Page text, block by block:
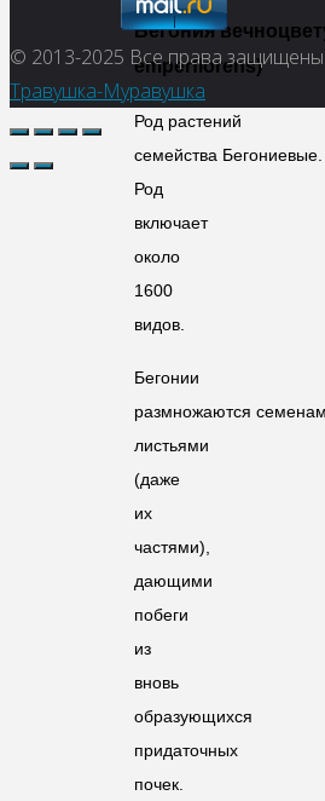
Бегония
emperflorens)
Род растений
семейства Бегониевые.
Род
включает
около
1600
видов.
Бегонии
размножаются
листьями
(даже
их
частями),
дающими
побеги
из
вновь
образующихся
придаточных
почек.
© 2013-2025 Все права защищены.
Травушка-Муравушка